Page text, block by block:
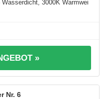
3000K Warmwei
»
6